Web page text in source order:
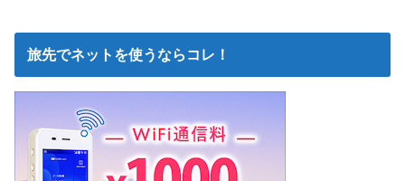
旅先でネットを使うならコレ！